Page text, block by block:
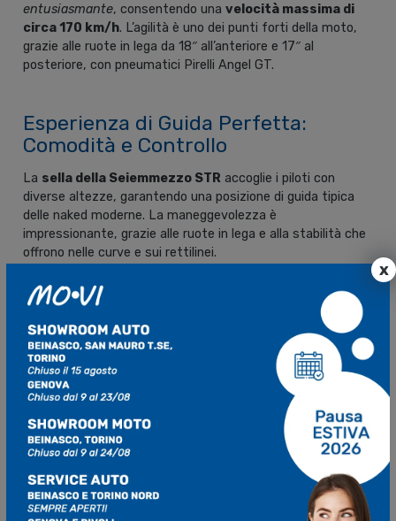
entusiasmante, consentendo una velocità massima di
circa 170 km/h. L’agilità è uno dei punti forti della moto,
grazie alle ruote in lega da 18″ all’anteriore e 17″ al
posteriore, con pneumatici Pirelli Angel GT.
Esperienza di Guida Perfetta:
Comodità e Controllo
La sella della Seiemmezzo STR accoglie i piloti con
diverse altezze, garantendo una posizione di guida tipica
delle naked moderne. La maneggevolezza è
impressionante, grazie alle ruote in lega e alla stabilità che
offrono nelle curve e sui rettilinei.
Verdetto Finale: Un Mix Eccellente di Stile e Potenza
è un’opera d’arte che
unisce tradizione e innovazione in modo impeccabile. Con
un motore potente, design affascinante e agilità
eccezionale, questa moto si distingue tra tante altre.
Disponibile in tre varianti di colore, la Seiemmezzo STR
rappresenta un connubio di stile intramontabile e
performance moderne.
Moto Morini ti aspetta da Mo.Vi a
Torino
x